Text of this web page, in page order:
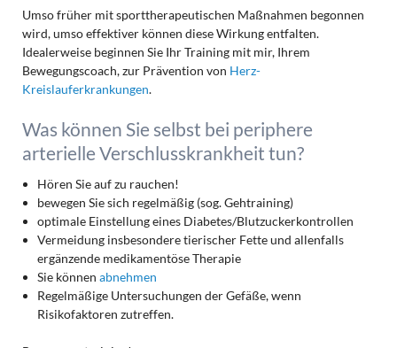
Umso früher mit sporttherapeutischen Maßnahmen begonnen
wird, umso effektiver können diese Wirkung entfalten.
Idealerweise beginnen Sie Ihr Training mit mir, Ihrem
Bewegungscoach, zur Prävention von Herz-
Kreislauferkrankungen.
Was können Sie selbst bei periphere
arterielle Verschlusskrankheit tun?
Hören Sie auf zu rauchen!
bewegen Sie sich regelmäßig (sog. Gehtraining)
optimale Einstellung eines Diabetes/Blutzuckerkontrollen
Vermeidung insbesondere tierischer Fette und allenfalls
ergänzende medikamentöse Therapie
Sie könnenabnehmen
Regelmäßige Untersuchungen der Gefäße, wenn
Risikofaktoren zutreffen.